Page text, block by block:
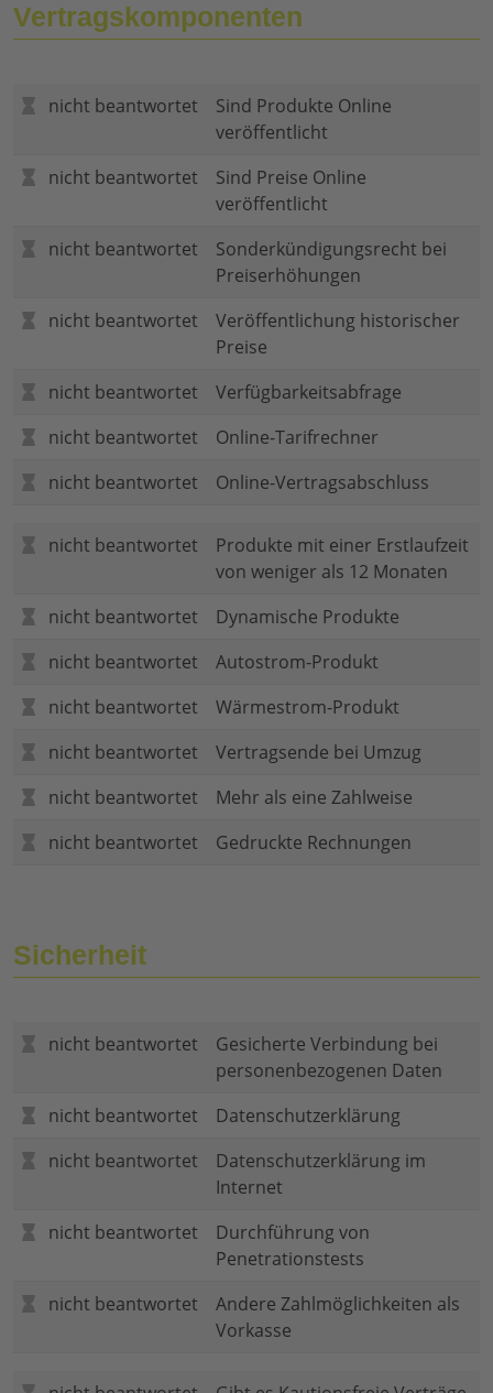
Vertragskomponenten
nicht beantwortet
Sind Produkte Online
veröffentlicht
nicht beantwortet
Sind Preise Online
veröffentlicht
nicht beantwortet
Sonderkündigungsrecht bei
Preiserhöhungen
nicht beantwortet
Veröffentlichung historischer
Preise
nicht beantwortet
Verfügbarkeitsabfrage
nicht beantwortet
Online-Tarifrechner
nicht beantwortet
Online-Vertragsabschluss
nicht beantwortet
Produkte mit einer Erstlaufzeit
von weniger als 12 Monaten
nicht beantwortet
Dynamische Produkte
nicht beantwortet
Autostrom-Produkt
nicht beantwortet
Wärmestrom-Produkt
nicht beantwortet
Vertragsende bei Umzug
nicht beantwortet
Mehr als eine Zahlweise
nicht beantwortet
Gedruckte Rechnungen
Sicherheit
nicht beantwortet
Gesicherte Verbindung bei
personenbezogenen Daten
nicht beantwortet
Datenschutzerklärung
nicht beantwortet
Datenschutzerklärung im
Internet
nicht beantwortet
Durchführung von
Penetrationstests
nicht beantwortet
Andere Zahlmöglichkeiten als
Vorkasse